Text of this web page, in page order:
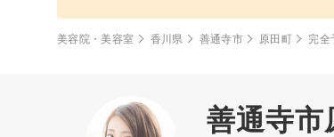
美容院・美容室 香川県 善通寺市 原田町 完全
善通寺市